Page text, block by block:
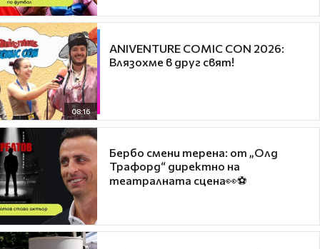
08:16
ANIVENTURE COMIC CON 2026:
Влязохме в друг свят!
Бербо смени терена: от „Олд
Трафорд“ директно на
театралната сцена👀⚽